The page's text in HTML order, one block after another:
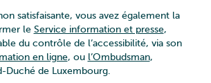
satisfaisante, vous avez également la
le Service information et presse,
du contrôle de l’accessibilité, via son
en ligne, ou l’Ombudsman,
Duché de Luxembourg.